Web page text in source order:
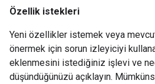
Özellik istekleri
Yeni özellikler istemek veya
önermek için sorun izleyiciyi
eklenmesini istediğiniz işlevi ve
düşündüğünüzü açıklayın.